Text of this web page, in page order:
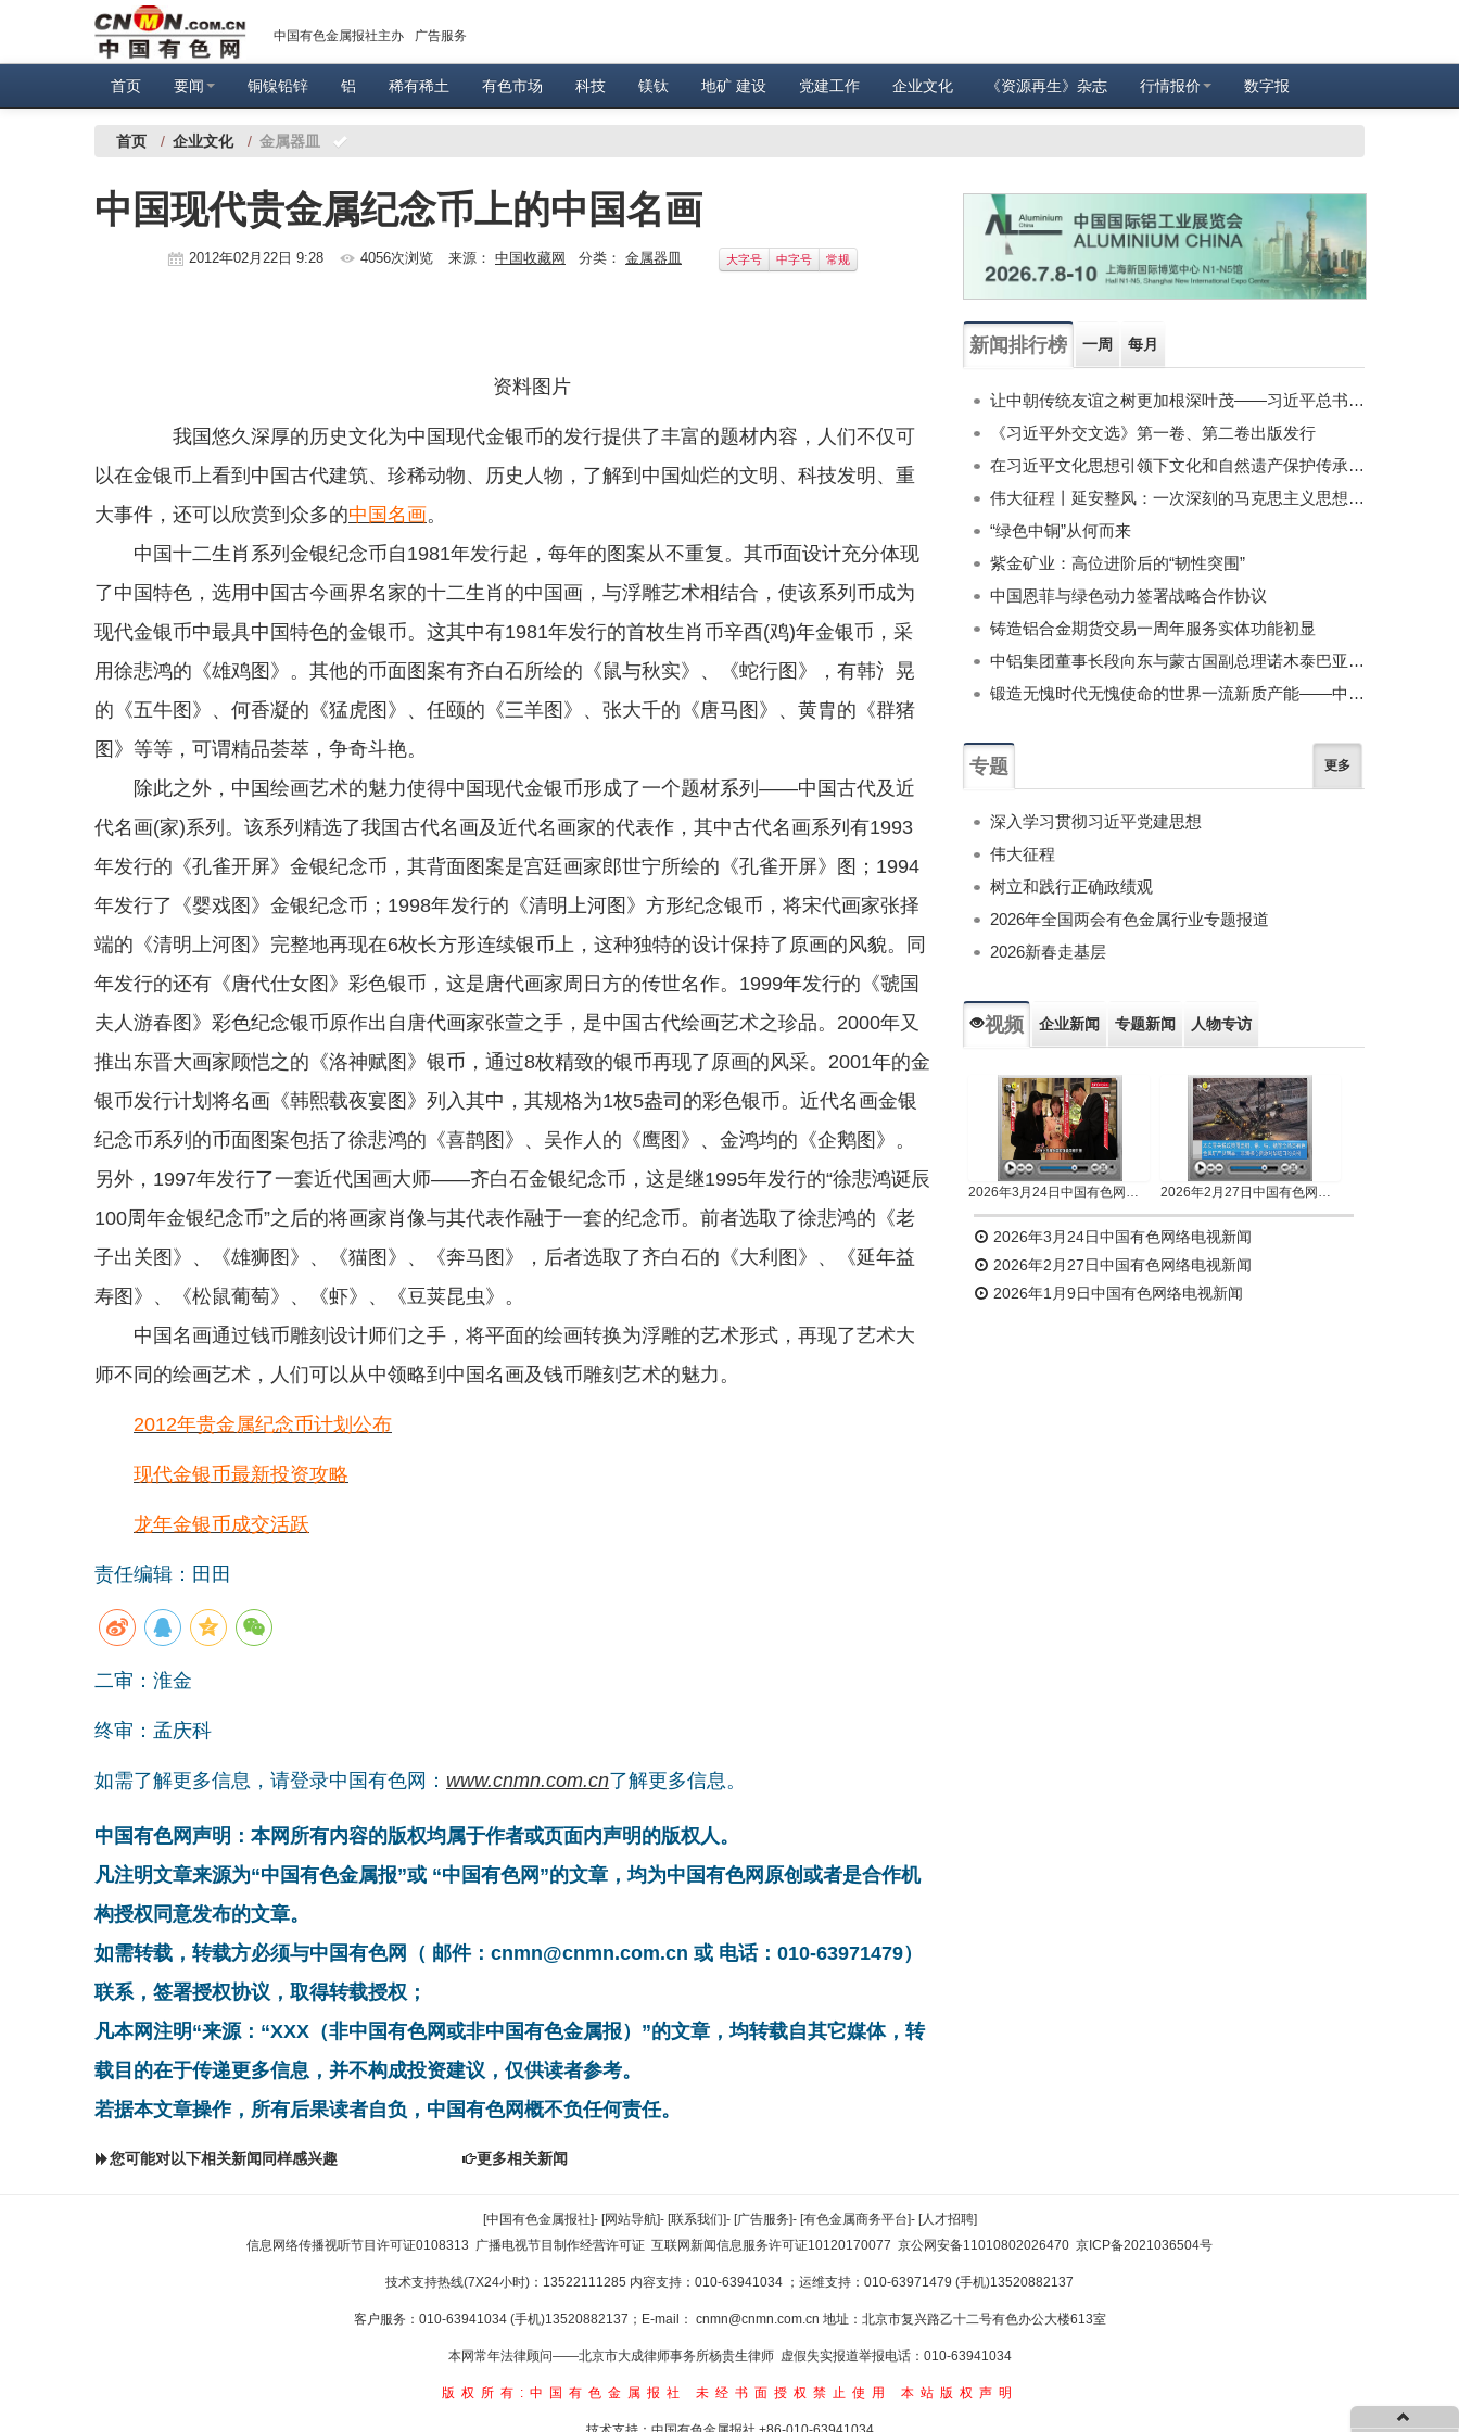
中国有色金属报社主办 广告服务
首页 要闻 铜镍铅锌 铝 稀有稀土 有色市场 科技 镁钛 地矿 建设 党建工作 企业文化 《资源再生》杂志 行情报价 数字报
首页 / 企业文化 / 金属器皿
中国现代贵金属纪念币上的中国名画
2012年02月22日 9:28 4056次浏览 来源： 中国收藏网 分类： 金属器皿 大字号 中字号 常规
资料图片
我国悠久深厚的历史文化为中国现代金银币的发行提供了丰富的题材内容，人们不仅可
以在金银币上看到中国古代建筑、珍稀动物、历史人物，了解到中国灿烂的文明、科技发明、重
大事件，还可以欣赏到众多的中国名画。
中国十二生肖系列金银纪念币自1981年发行起，每年的图案从不重复。其币面设计充分体现
了中国特色，选用中国古今画界名家的十二生肖的中国画，与浮雕艺术相结合，使该系列币成为
现代金银币中最具中国特色的金银币。这其中有1981年发行的首枚生肖币辛酉(鸡)年金银币，采
用徐悲鸿的《雄鸡图》。其他的币面图案有齐白石所绘的《鼠与秋实》、《蛇行图》，有韩氵晃
的《五牛图》、何香凝的《猛虎图》、任颐的《三羊图》、张大千的《唐马图》、黄胄的《群猪
图》等等，可谓精品荟萃，争奇斗艳。
除此之外，中国绘画艺术的魅力使得中国现代金银币形成了一个题材系列――中国古代及近
代名画(家)系列。该系列精选了我国古代名画及近代名画家的代表作，其中古代名画系列有1993
年发行的《孔雀开屏》金银纪念币，其背面图案是宫廷画家郎世宁所绘的《孔雀开屏》图；1994
年发行了《婴戏图》金银纪念币；1998年发行的《清明上河图》方形纪念银币，将宋代画家张择
端的《清明上河图》完整地再现在6枚长方形连续银币上，这种独特的设计保持了原画的风貌。同
年发行的还有《唐代仕女图》彩色银币，这是唐代画家周日方的传世名作。1999年发行的《虢国
夫人游春图》彩色纪念银币原作出自唐代画家张萱之手，是中国古代绘画艺术之珍品。2000年又
推出东晋大画家顾恺之的《洛神赋图》银币，通过8枚精致的银币再现了原画的风采。2001年的金
银币发行计划将名画《韩熙载夜宴图》列入其中，其规格为1枚5盎司的彩色银币。近代名画金银
纪念币系列的币面图案包括了徐悲鸿的《喜鹊图》、吴作人的《鹰图》、金鸿均的《企鹅图》。
另外，1997年发行了一套近代国画大师――齐白石金银纪念币，这是继1995年发行的“徐悲鸿诞辰
100周年金银纪念币”之后的将画家肖像与其代表作融于一套的纪念币。前者选取了徐悲鸿的《老
子出关图》、《雄狮图》、《猫图》、《奔马图》，后者选取了齐白石的《大利图》、《延年益
寿图》、《松鼠葡萄》、《虾》、《豆荚昆虫》。
中国名画通过钱币雕刻设计师们之手，将平面的绘画转换为浮雕的艺术形式，再现了艺术大
师不同的绘画艺术，人们可以从中领略到中国名画及钱币雕刻艺术的魅力。
2012年贵金属纪念币计划公布
现代金银币最新投资攻略
龙年金银币成交活跃
责任编辑：田田
二审：淮金
终审：孟庆科
如需了解更多信息，请登录中国有色网： www.cnmn.com.cn了解更多信息。
中国有色网声明：本网所有内容的版权均属于作者或页面内声明的版权人。
凡注明文章来源为“中国有色金属报”或 “中国有色网”的文章，均为中国有色网原创或者是合作机
构授权同意发布的文章。
如需转载，转载方必须与中国有色网（ 邮件：cnmn@cnmn.com.cn 或 电话：010-63971479）
联系，签署授权协议，取得转载授权；
凡本网注明“来源：“XXX（非中国有色网或非中国有色金属报）”的文章，均转载自其它媒体，转
载目的在于传递更多信息，并不构成投资建议，仅供读者参考。
若据本文章操作，所有后果读者自负，中国有色网概不负任何责任。
您可能对以下相关新闻同样感兴趣 更多相关新闻
新闻排行榜 一周 每月
让中朝传统友谊之树更加根深叶茂——习近平总书记对朝鲜进行国事访问纪实
《习近平外交文选》第一卷、第二卷出版发行
在习近平文化思想引领下文化和自然遗产保护传承利用工作开创新局面
伟大征程丨延安整风：一次深刻的马克思主义思想教育运动
“绿色中铜”从何而来
紫金矿业：高位进阶后的“韧性突围”
中国恩菲与绿色动力签署战略合作协议
铸造铝合金期货交易一周年服务实体功能初显
中铝集团董事长段向东与蒙古国副总理诺木泰巴亚尔举行会谈
锻造无愧时代无愧使命的世界一流新质产能——中国有色金属工业的战略应对与破局之道（二）
专题 更多
深入学习贯彻习近平党建思想
伟大征程
树立和践行正确政绩观
2026年全国两会有色金属行业专题报道
2026新春走基层
视频 企业新闻 专题新闻 人物专访
2026年3月24日中国有色网络电视新闻 2026年2月27日中国有色网络电视新闻
2026年3月24日中国有色网络电视新闻
2026年2月27日中国有色网络电视新闻
2026年1月9日中国有色网络电视新闻
[中国有色金属报社]- [网站导航]- [联系我们]- [广告服务]- [有色金属商务平台]- [人才招聘]
信息网络传播视听节目许可证0108313 广播电视节目制作经营许可证 互联网新闻信息服务许可证10120170077 京公网安备11010802026470 京ICP备2021036504号
技术支持热线(7X24小时)：13522111285 内容支持：010-63941034 ；运维支持：010-63971479 (手机)13520882137
客户服务：010-63941034 (手机)13520882137；E-mail： cnmn@cnmn.com.cn 地址：北京市复兴路乙十二号有色办公大楼613室
本网常年法律顾问——北京市大成律师事务所杨贵生律师 虚假失实报道举报电话：010-63941034
版权所有:中国有色金属报社 未经书面授权禁止使用 本站版权声明